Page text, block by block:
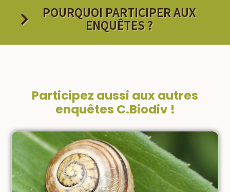
POURQUOI PARTICIPER AUX
ENQUÊTES ?
Participez aussi aux autres
enquêtes C.Biodiv !